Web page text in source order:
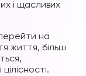
і щасливих
на
життя, більш